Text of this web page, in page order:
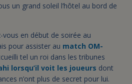
un grand soleil l’hôtel au bord de
vous en début de soirée au
pour assister au match OM-
tel un roi dans les tribunes
lorsqu’il voit les joueurs dont
n’ont plus de secret pour lui.